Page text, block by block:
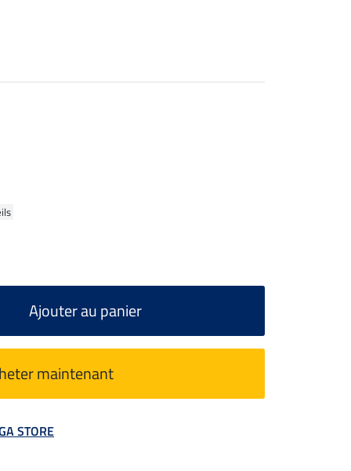
Ajouter au panier
maintenant
STORE